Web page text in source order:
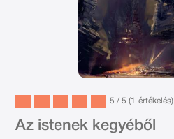
5 / 5 (1 értékelés)
Az istenek kegyéből